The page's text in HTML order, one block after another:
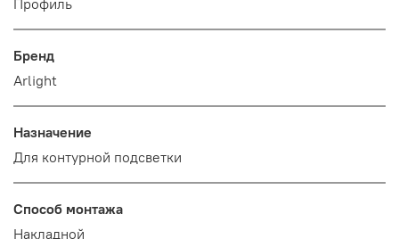
Профиль
Бренд
Arlight
Назначение
Для контурной подсветки
Способ монтажа
Накладной